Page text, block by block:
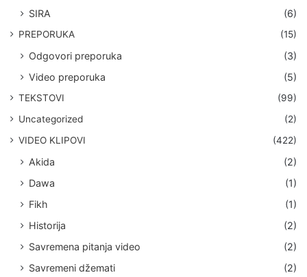
SIRA
(6)
PREPORUKA (15)
Odgovori preporuka
(3)
Video preporuka
(5)
TEKSTOVI
(99)
Uncategorized
(2)
VIDEO KLIPOVI
(422)
Akida
(2)
Dawa
(1)
Fikh
(1)
Historija
(2)
Savremena pitanja video
(2)
Savremeni džemati
(2)